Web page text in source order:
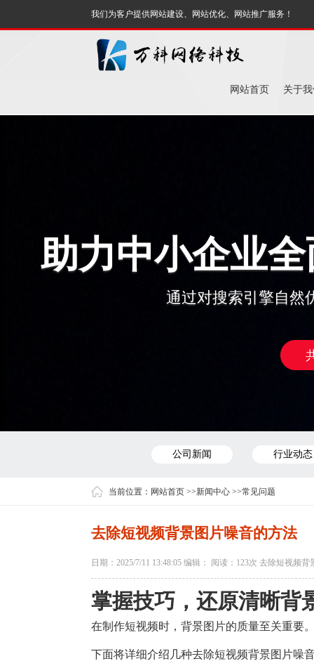
我们为客户提供网站建设、网站优化、网站推广服务！
网站首页 关于
助力中小企业
通过对搜索引擎自然
公司新闻 行业动态
当前位置： 网站首页 >>新闻中心 >>常见问题
去除短视频背景图片噪音的方法
日期：2025/7/11 13:48:05 编辑： 阅读： 123次 去除短视频背
掌握技巧，还原清晰背
在制作短视频时，背景图片的质量至关重要
下面将详细介绍几种去除短视频背景图片噪